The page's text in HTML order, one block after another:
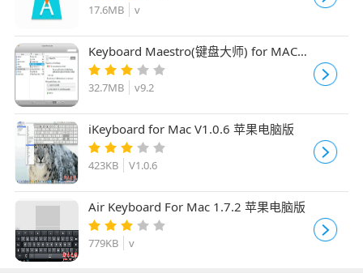
17.6MB v
Keyboard Maestro(键盘大师) for MAC
v9.2 苹果电脑版
32.7MB v9.2
iKeyboard for Mac V1.0.6 苹果电脑版
423KB V1.0.6
Air Keyboard For Mac 1.7.2 苹果电脑版
779KB v